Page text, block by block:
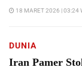
18 MARET 2026 | 03:24
DUNIA
Iran Pamer